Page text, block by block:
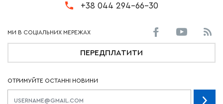
+38 044 294-66-30
ПЕРЕДПЛАТИТИ
ОТРИМУЙТЕ ОСТАННІ НОВИНИ